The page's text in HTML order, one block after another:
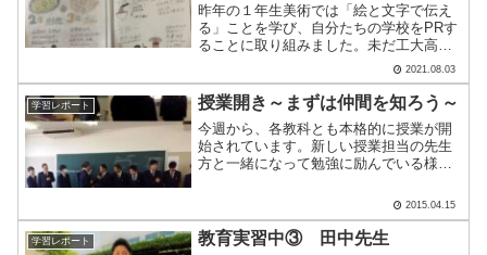
昨年の１年生美術では「絵と文字で伝え
る」ことを学び、自分たちの学校をPRす
ることに取り組みました。未だ工大高を
知らない人に学校をPRするならどんなテ
ーマでもOKです。本日は～施設編～と～
部活編～を紹介します！生徒たちの目線
から見る工大高をご.....
2021.08.03
学習レポート 授業開き～まずは仲間を知ろう～
今週から、各教科とも本格的に授業が開
始されています。新しい授業担当の先生
方と一緒になって勉強に励んでいる様子
なってきました。下の様子は、本日の選
知ろう、ということで「バ.....
2015.04.15
学習レポート 教育実習中③ 田中先生